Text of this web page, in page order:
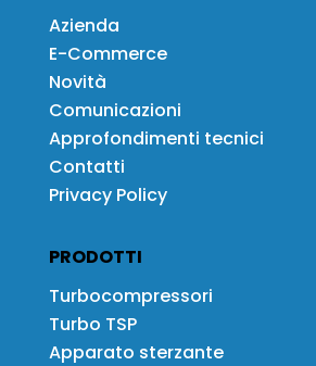
Azienda
E-Commerce
Novità
Comunicazioni
Approfondimenti tecnici
Contatti
Privacy Policy
PRODOTTI
Turbocompressori
Turbo TSP
Apparato sterzante